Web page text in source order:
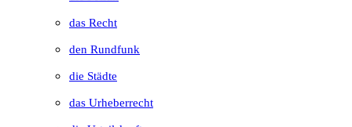
das Recht
den Rundfunk
die Städte
das Urheberrecht